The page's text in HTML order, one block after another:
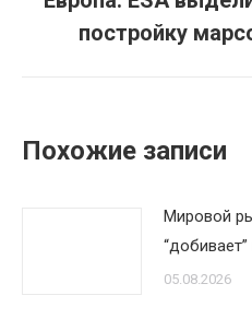
постройку
Похожие записи
Мировой
05.08.2026